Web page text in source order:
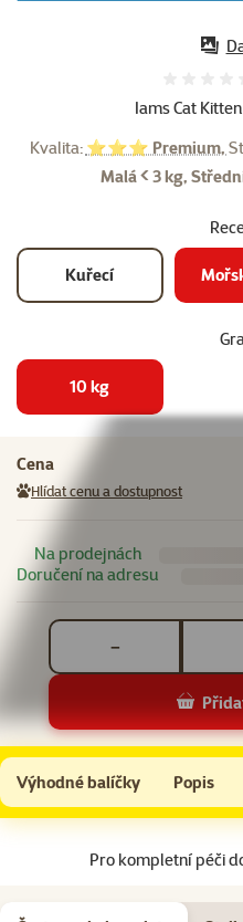
Iams Cat
Kvalita: ⭐⭐⭐ Premium,
Malá < 3 kg,
Kuřecí
10 kg
Cena
Hlídat cenu a dostupnost
Na prodejnách
Doručení na adresu
−
Iams Cat Kitten Ocean Fish 10kg
Do košíku
Výhodné balíčky Popis
Na začátek stránky
Pro kompletní péči